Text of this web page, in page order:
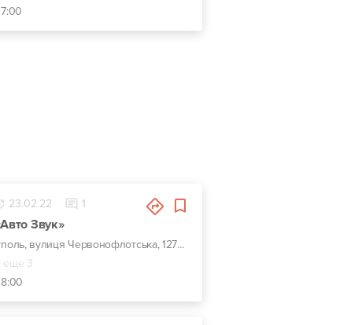
23.02.22 1
Звук»
г. Мариуполь, вулиця Червонофлотська, 127а, Конечная троллейбуса №1
еще 3